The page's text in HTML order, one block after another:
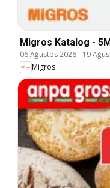
Migros Katalog -
06 Ağustos 2026- 19
Migros